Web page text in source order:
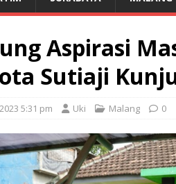
Aspirasi
Sutiaji
5:31 pm Uki Malang 0